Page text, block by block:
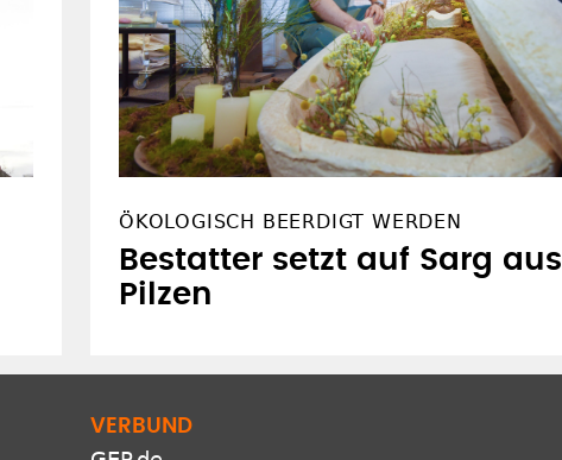
ÖKOLOGISCH BEERDIGT WERDEN
Bestatter setzt auf Sarg aus
Pilzen
VERBUND